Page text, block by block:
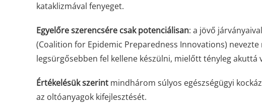
kataklizmával fenyeget.
Egyelőre szerencsére csak potenciálisan: a jövő
(Coalition for Epidemic Preparedness Innovations)
legsürgősebben fel kellene készülni, mielőtt tényleg akuttá
Értékelésük szerint mindhárom súlyos egészségügyi
az oltóanyagok kifejlesztését.